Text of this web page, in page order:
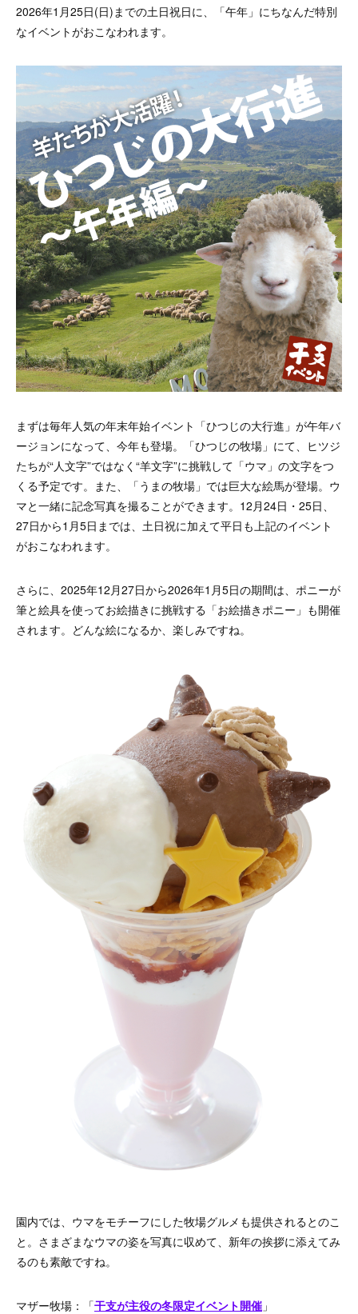
2026年1月25日(日)までの土日祝日に、「午年」にちなんだ特別
なイベントがおこなわれます。
まずは毎年人気の年末年始イベント「ひつじの大行進」が午年バ
ージョンになって、今年も登場。「ひつじの牧場」にて、ヒツジ
たちが“人文字”ではなく“羊文字”に挑戦して「ウマ」の文字をつ
くる予定です。また、「うまの牧場」では巨大な絵馬が登場。ウ
マと一緒に記念写真を撮ることができます。12月24日・25日、
27日から1月5日までは、土日祝に加えて平日も上記のイベント
がおこなわれます。
さらに、2025年12月27日から2026年1月5日の期間は、ポニーが
筆と絵具を使ってお絵描きに挑戦する「お絵描きポニー」も開催
されます。どんな絵になるか、楽しみですね。
園内では、ウマをモチーフにした牧場グルメも提供されるとのこ
と。さまざまなウマの姿を写真に収めて、新年の挨拶に添えてみ
るのも素敵ですね。
マザー牧場：「干支が主役の冬限定イベント開催 」